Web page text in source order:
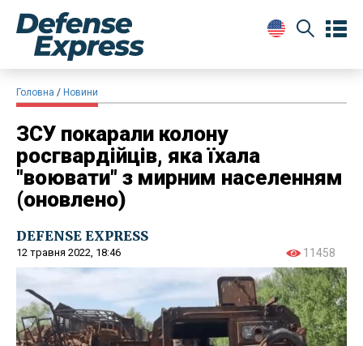
Головна Новини
ЗСУ покарали колону
росгвардійців, яка їхала
"воювати" з мирним населенням
(оновлено)
DEFENSE EXPRESS
12 травня 2022, 18:46 11458